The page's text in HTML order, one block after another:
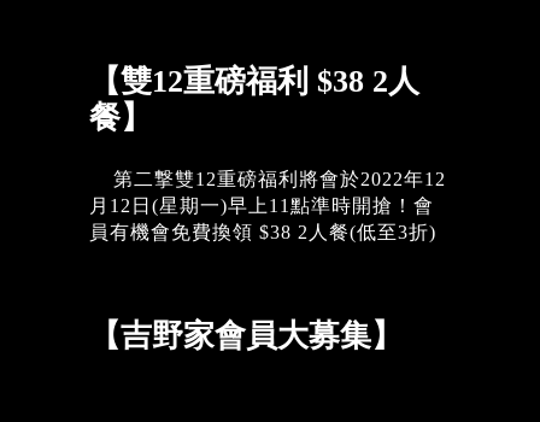
【雙12重磅福利 $38 2人
餐】
第二撃雙12重磅福利將會於2022年12
月12日(星期一)早上11點準時開搶！會
員有機會免費換領 $38 2人餐(低至3折)
https://yoshinoyahk.page.link/B4tU 換領
【吉野家會員大募集】